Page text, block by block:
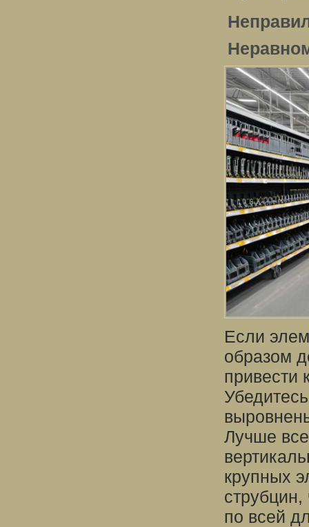
Если
образом
привести
Лучше
крупных
по всей